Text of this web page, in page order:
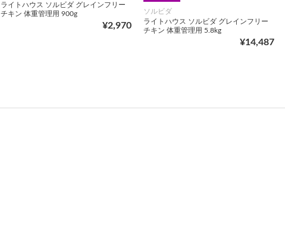
ライトハウス ソルビダ グレインフリー
チキン 体重管理用 900g
¥2,970
ソルビダ
ライトハウス ソルビダ グレインフリー
チキン 体重管理用 5.8kg
¥14,487